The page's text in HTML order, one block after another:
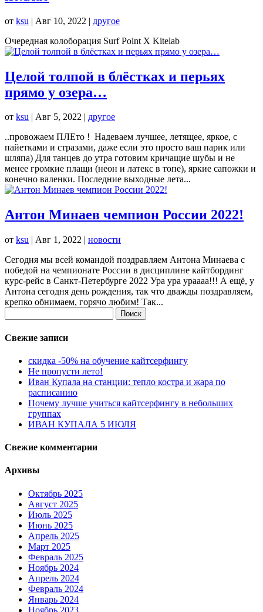
от ksu | Авг 10, 2022 | другое
Очередная колоборация Surf Point X Kitelab
Целой толпой в блёстках и перьях
прямо у озера…
от ksu | Авг 5, 2022 | другое
..провожаем ПЛЕто ! Надеваем лучшее, летящее, яркое, с
пайетками и стразами, даже если это просто ваш парик или
шляпа) Для танцев до утра готовим кричащие шубы и не
менее громкие плащи (неон и латекс в топе), яркие сапожки и
конечно валенки. Последние выходные лета...
Антон Минаев чемпион России 2022!
от ksu | Авг 1, 2022 | новости
Сегодня мы всей командой поздравляем Антона Минаева с
победой на чемпионате России в дисциплине кайтбординг
курс-рейс в Санкт-Петербурге 2022 Ура ура ураааа!!! А ещё, у
Антона сегодня день рождения, так что дважды поздравляем,
крепко обнимаем, горячо любим! Так...
Свежие записи
скидка -50% на обучение кайтсерфингу
Не пропусти лето!
Иван Купала на станции: тепло костра и жара по
расписанию
Почему лучше учиться кайтсерфингу в небольших
группах
ИВАН КУПАЛА 5 ИЮЛЯ
Свежие комментарии
Архивы
Октябрь 2025
Август 2025
Июль 2025
Июнь 2025
Апрель 2025
Март 2025
Февраль 2025
Ноябрь 2024
Апрель 2024
Февраль 2024
Январь 2024
Ноябрь 2023